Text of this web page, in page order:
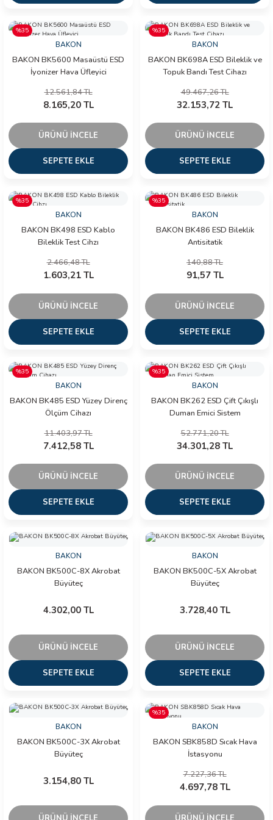
Test Cihazları
Kameralar
Cihazları
SCOPMETER
CIHAZI
CİHAZI
CİHAZLARI
İSTASYONU
%35
BAKON
BAKON BK5600 Masaüstü ESD
İyonizer Hava Üfleyici
12.561,84 TL
8.165,20 TL
ÜRÜNÜ İNCELE
SEPETE EKLE
%35
BAKON
BAKON BK698A ESD Bileklik ve
Topuk Bandı Test Cihazı
49.467,26 TL
32.153,72 TL
ÜRÜNÜ İNCELE
SEPETE EKLE
%35
BAKON
BAKON BK498 ESD Kablo
Bileklik Test Cihzı
2.466,48 TL
1.603,21 TL
ÜRÜNÜ İNCELE
SEPETE EKLE
%35
BAKON
BAKON BK486 ESD Bileklik
Antisitatik
140,88 TL
91,57 TL
ÜRÜNÜ İNCELE
SEPETE EKLE
%35
BAKON
BAKON BK485 ESD Yüzey Direnç
Ölçüm Cihazı
11.403,97 TL
7.412,58 TL
ÜRÜNÜ İNCELE
SEPETE EKLE
%35
BAKON
BAKON BK262 ESD Çift Çıkışlı
Duman Emici Sistem
52.771,20 TL
34.301,28 TL
ÜRÜNÜ İNCELE
SEPETE EKLE
BAKON
BAKON BK500C-8X Akrobat
Büyüteç
4.302,00 TL
ÜRÜNÜ İNCELE
SEPETE EKLE
BAKON
BAKON BK500C-5X Akrobat
Büyüteç
3.728,40 TL
ÜRÜNÜ İNCELE
SEPETE EKLE
BAKON
BAKON BK500C-3X Akrobat
Büyüteç
3.154,80 TL
%35
BAKON
BAKON SBK858D Sıcak Hava
İstasyonu
7.227,36 TL
4.697,78 TL